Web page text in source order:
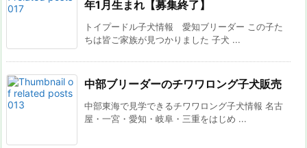
年1月生まれ【募集終了】
トイプードル子犬情報 愛知ブリーダー この子た
ちは皆ご家族が見つかりました 子犬 ...
中部ブリーダーのチワワロング子犬販売
中部東海で見学できるチワワロング子犬情報 名古
屋・一宮・愛知・岐阜・三重をはじめ ...